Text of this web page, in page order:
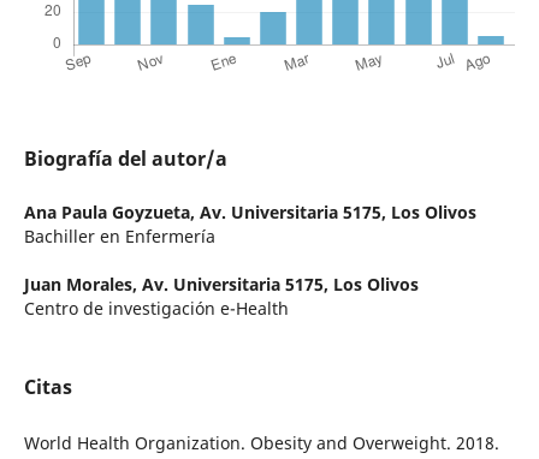
Biografía del autor/a
Ana Paula Goyzueta, Av. Universitaria 5175, Los Olivos
Bachiller en Enfermería
Juan Morales, Av. Universitaria 5175, Los Olivos
Centro de investigación e-Health
Citas
World Health Organization. Obesity and Overweight. 2018.